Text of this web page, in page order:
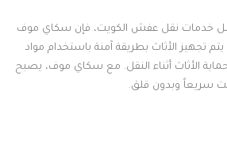
خدمات نقل عفش الكويت، فإن سكاي موف
تجهيز الأثاث بطريقة آمنة باستخدام مواد
الأثاث أثناء النقل. مع سكاي موف، يصبح
سريعاً وبدون قلق.